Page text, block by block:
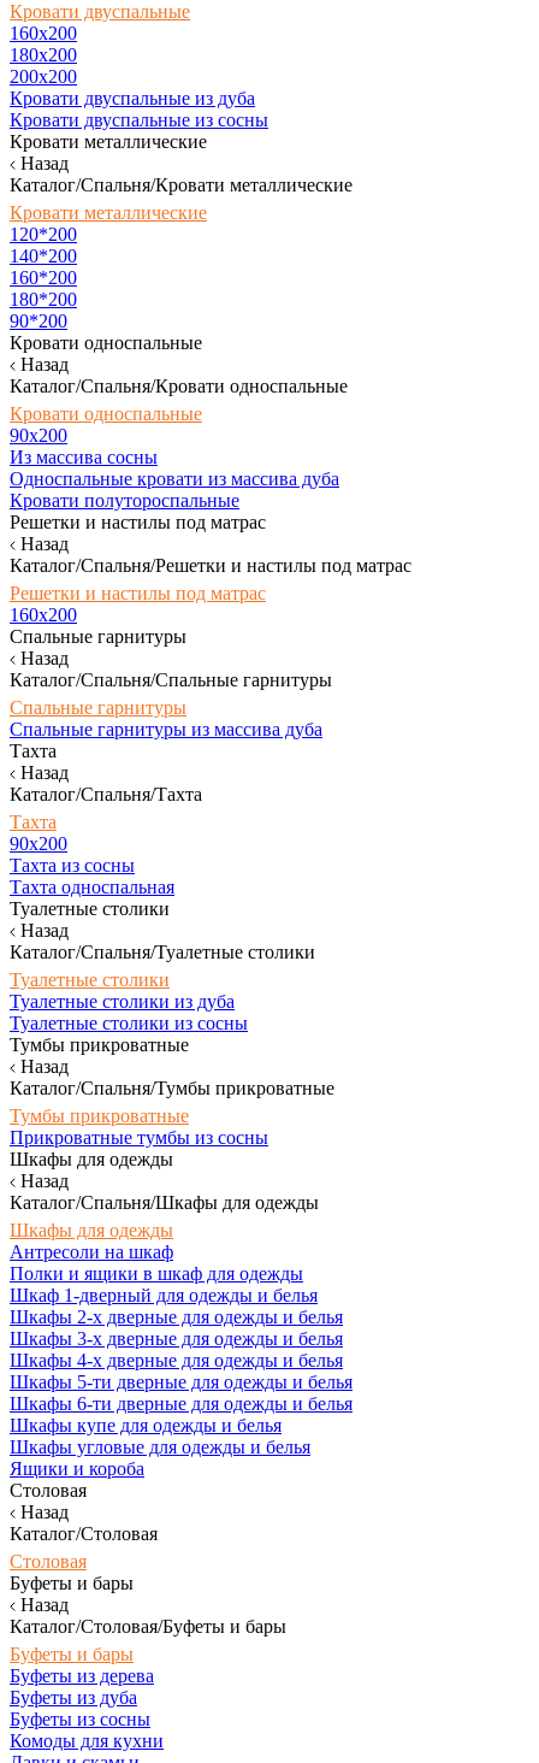
Кровати двуспальные
160х200
180x200
200x200
Кровати двуспальные из дуба
Кровати двуспальные из сосны
Кровати металлические
Назад
Каталог/Спальня/Кровати металлические
Кровати металлические
120*200
140*200
160*200
180*200
90*200
Кровати односпальные
Назад
Каталог/Спальня/Кровати односпальные
Кровати односпальные
90х200
Из массива сосны
Односпальные кровати из массива дуба
Кровати полутороспальные
Решетки и настилы под матрас
Назад
Каталог/Спальня/Решетки и настилы под матрас
Решетки и настилы под матрас
160х200
Спальные гарнитуры
Назад
Каталог/Спальня/Спальные гарнитуры
Спальные гарнитуры
Спальные гарнитуры из массива дуба
Тахта
Назад
Каталог/Спальня/Тахта
Тахта
90х200
Тахта из сосны
Тахта односпальная
Туалетные столики
Назад
Каталог/Спальня/Туалетные столики
Туалетные столики
Туалетные столики из дуба
Туалетные столики из сосны
Тумбы прикроватные
Назад
Каталог/Спальня/Тумбы прикроватные
Тумбы прикроватные
Прикроватные тумбы из сосны
Шкафы для одежды
Назад
Каталог/Спальня/Шкафы для одежды
Шкафы для одежды
Антресоли на шкаф
Полки и ящики в шкаф для одежды
Шкаф 1-дверный для одежды и белья
Шкафы 2-х дверные для одежды и белья
Шкафы 3-х дверные для одежды и белья
Шкафы 4-х дверные для одежды и белья
Шкафы 5-ти дверные для одежды и белья
Шкафы 6-ти дверные для одежды и белья
Шкафы купе для одежды и белья
Шкафы угловые для одежды и белья
Ящики и короба
Столовая
Назад
Каталог/Столовая
Столовая
Буфеты и бары
Назад
Каталог/Столовая/Буфеты и бары
Буфеты и бары
Буфеты из дерева
Буфеты из дуба
Буфеты из сосны
Комоды для кухни